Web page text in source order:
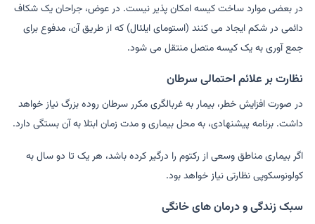
در بعضی موارد ساخت کیسه امکان پذیر نیست. در عوض، جراحان یک شکاف
دائمی در شکم ایجاد می کنند (استومای ایلئال) که از طریق آن، مدفوع برای
جمع آوری به یک کیسه متصل منتقل می شود.
نظارت بر علائم احتمالی سرطان
در صورت افزایش خطر، بیمار به غربالگری مکرر سرطان روده بزرگ نیاز خواهد
داشت. برنامه پیشنهادی، به محل بیماری و مدت زمان ابتلا به آن بستگی دارد.
اگر بیماری مناطق وسعی از رکتوم را درگیر کرده باشد، هر یک تا دو سال به
کولونوسکوپی نظارتی نیاز خواهد بود.
سبک زندگی و درمان های خانگی